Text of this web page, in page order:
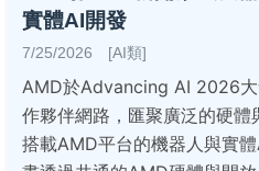
實體AI開發
7/25/2026 [AI類]
AMD於Advancing AI 2026
作夥伴網路，匯聚廣泛的硬
搭載AMD平台的機器人與實